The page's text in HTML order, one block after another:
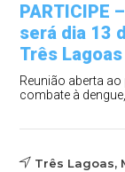
PARTICIPE
será dia 13
Três Lagoas
Reunião aberta
combate à
Três Lagoas,